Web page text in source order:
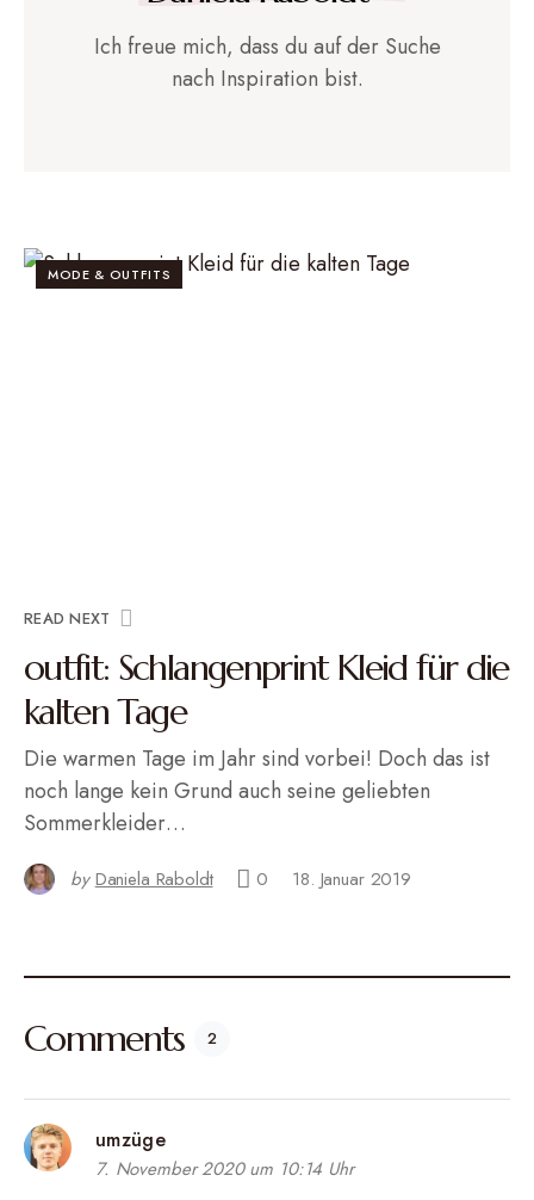
Ich freue mich, dass du auf der Suche
nach Inspiration bist.
MODE & OUTFITS
READ NEXT
outfit: Schlangenprint Kleid für die
kalten Tage
Die warmen Tage im Jahr sind vorbei! Doch das ist
noch lange kein Grund auch seine geliebten
Sommerkleider…
by Daniela Raboldt 0 18. Januar 2019
Comments 2
umzüge
7. November 2020 um 10:14 Uhr